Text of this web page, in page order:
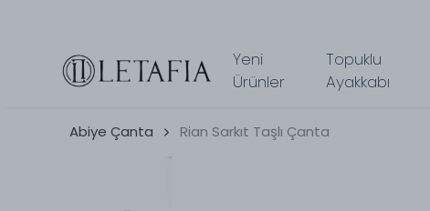
Yeni
Ürünler
Topuklu
Ayakkabı
Abiye Çanta Rian Sarkıt Taşlı Çanta